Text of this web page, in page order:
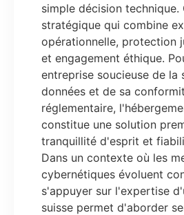
simple décision technique.
stratégique qui combine
opérationnelle, protection
et engagement éthique.
entreprise soucieuse de la
données et de sa
réglementaire,
constitue une solution
tranquillité d'esprit et
Dans un contexte où les
cybernétiques évoluent
s'appuyer sur l'expertise
suisse permet d'aborder